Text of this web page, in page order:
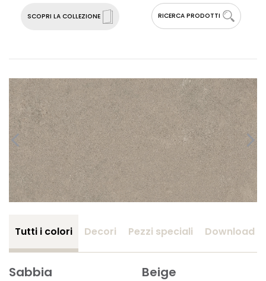
SCOPRI LA COLLEZIONE RICERCA PRODOTTI
Tutti i colori Decori Pezzi speciali Download
Sabbia Beige